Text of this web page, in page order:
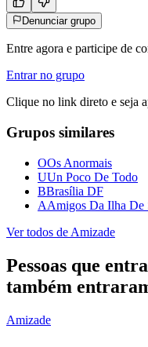
Denunciar grupo
Entre agora e participe de
Entrar no grupo
Clique no link direto e seja
Grupos similares
OOs Anormais
UUn Poco De Todo
BBrasília DF
AAmigos Da Ilha De
Ver todos de Amizade
Pessoas que
também
Amizade